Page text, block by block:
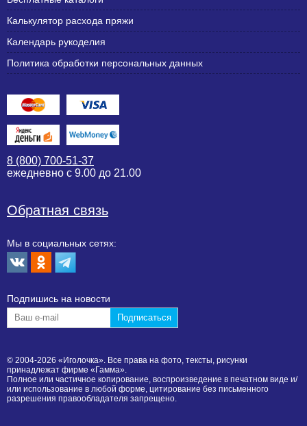
Калькулятор расхода пряжи
Календарь рукоделия
Политика обработки персональных данных
8 (800) 700-51-37
ежедневно с 9.00 до 21.00
Обратная связь
Мы в социальных сетях:
Подпишиcь на новости
© 2004-2026 «Иголочка». Все права на фото, тексты, рисунки
принадлежат фирме «Гамма».
Полное или частичное копирование, воспроизведение в печатном виде и/
или использование в любой форме, цитирование без письменного
разрешения правообладателя запрещено.